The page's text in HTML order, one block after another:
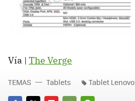
Vía | The Verge
TEMAS Tablets Tablet Lenovo